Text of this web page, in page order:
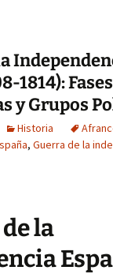
1814):
y Grupos
Historia
, Guerra de la
la